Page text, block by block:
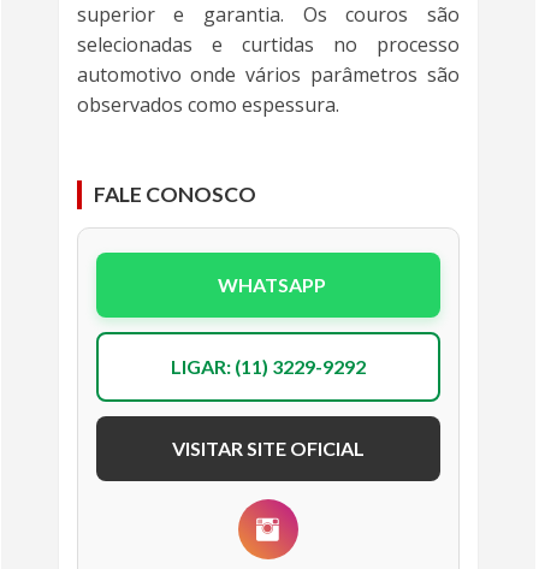
superior e garantia. Os couros são
selecionadas e curtidas no processo
automotivo onde vários parâmetros são
observados como espessura.
FALE CONOSCO
WHATSAPP
LIGAR: (11) 3229-9292
VISITAR SITE OFICIAL